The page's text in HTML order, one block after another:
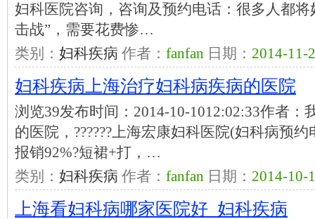
妇科医院咨询，咨询及预约电话：很多人都
击战”，需要花费惨…
类别： 妇科疾病 作者： fanfan 日期： 2014-11-
妇科疾病上海治疗妇科病疾病的医院
浏览39发布时间：2014-10-1012:02:33作者：
的医院，??????上海宏康妇科医院(妇科病预
报销92%?短裙+打，…
类别： 妇科疾病 作者： fanfan 日期： 2014-10-
上海看妇科病哪家医院好_妇科疾病